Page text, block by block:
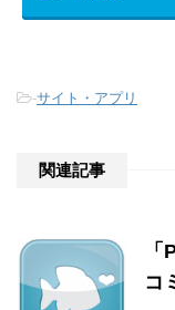
-サイト・アプリ
関連記事
コ